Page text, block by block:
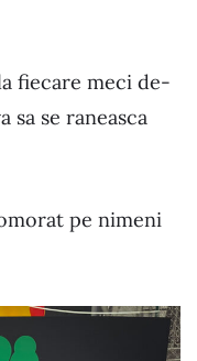
fiecare meci de-
sa se raneasca
pe nimeni